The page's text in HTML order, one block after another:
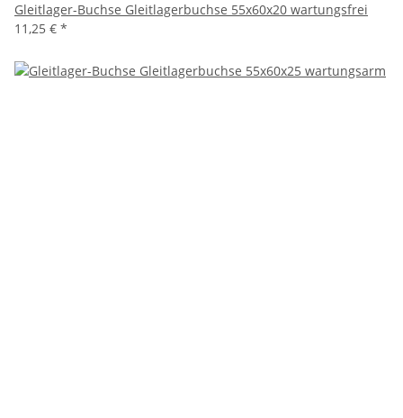
Gleitlager-Buchse Gleitlagerbuchse 55x60x20 wartungsfrei
11,25 € *